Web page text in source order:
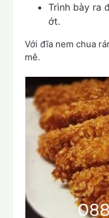
Trình bày ra
ớt.
Với đĩa nem chua
mê.